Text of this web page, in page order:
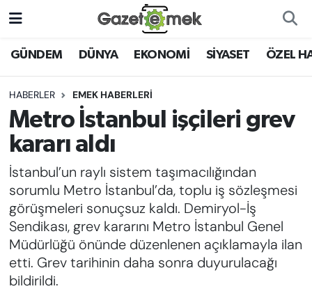
GÜNDEM DÜNYA EKONOMİ SİYASET ÖZEL
HABERLER EMEK HABERLERİ
Metro İstanbul işçileri grev
kararı aldı
İstanbul’un raylı sistem taşımacılığından
sorumlu Metro İstanbul’da, toplu iş sözleşmesi
görüşmeleri sonuçsuz kaldı. Demiryol-İş
Sendikası, grev kararını Metro İstanbul Genel
Müdürlüğü önünde düzenlenen açıklamayla ilan
etti. Grev tarihinin daha sonra duyurulacağı
bildirildi.
DÜNYA
EKONOMİ
EMEK HABERLERİ
GAZETECİLİĞİNİ GELİŞTİRMEK
FAYDALI BİLGİLER
GÜNDEM
EĞİTİM
Nöbetçi Eczaneler
Hava Durumu
İstanbul Namaz Vakitleri
Süper Lig Puan Durumu ve Fikstür
Tüm Manşetler
Son Dakika Haberleri